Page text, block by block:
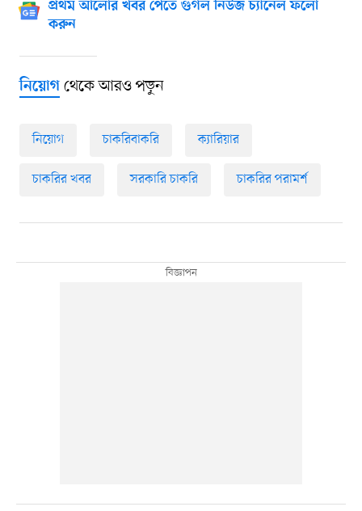
প্রথম আলোর খবর পেতে গুগল নিউজ চ্যানেল ফলো
করুন
নিয়োগথেকে আরও পড়ুন
নিয়োগ চাকরিবাকরি ক্যারিয়ার
চাকরির খবর সরকারি চাকরি চাকরির পরামর্শ